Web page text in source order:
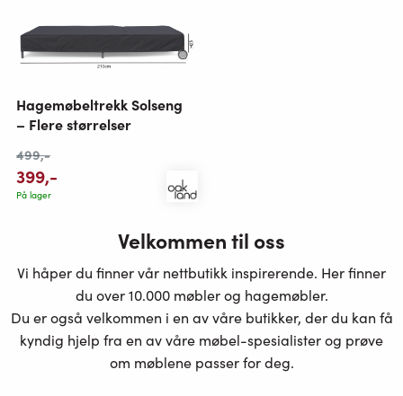
Hagemøbeltrekk Solseng
– Flere størrelser
499,-
399,-
På lager
Velkommen til oss
Vi håper du finner vår nettbutikk inspirerende. Her finner
du over 10.000 møbler og hagemøbler.
Du er også velkommen i en av våre butikker, der du kan få
kyndig hjelp fra en av våre møbel-spesialister og prøve
om møblene passer for deg.